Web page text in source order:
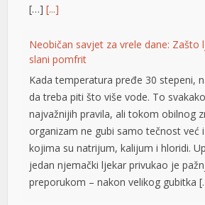
[…][...]
Neobičan savjet za vrele dane: Zašto
slani pomfrit
Kada temperatura pređe 30 stepeni,
da treba piti što više vode. To
najvažnijih pravila, ali tokom obilnog
organizam ne gubi samo tečnost već
kojima su natrijum, kalijum i hloridi.
jedan njemački ljekar privukao je
preporukom – nakon velikog gubitka